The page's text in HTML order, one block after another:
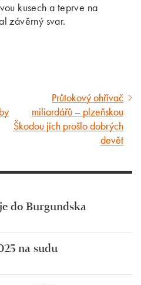
kusech a teprve na
závěrný svar.
Následující
článek
Průtokový ohřívač
miliardářů – plzeňskou
Škodou jich prošlo dobrých
devět
do Burgundska
na sudu